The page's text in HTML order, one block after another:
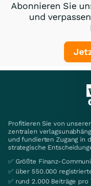
Abonnieren Sie
und
Profitieren Sie von
zentralen
und fundierten Zugang in
strategische
✅ Größte Finanz-
✅ über 550.000
✅ rund 2.000 Beiträge pro